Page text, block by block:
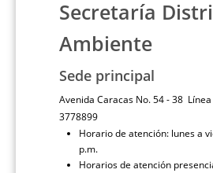
Secretaría
Ambiente
Sede principal
Avenida Caracas No. 54 - 38
3778899
Horario de atención: lunes a
p.m.
Horarios de atención